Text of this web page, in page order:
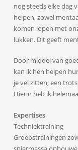
nog steeds elke dag
helpen, zowel
komen lopen met
lukken. Dit geeft
Door middel van
kan ik hen helpen
je vel zitten, een
Hierin heb ik
Expertises
Techniektraining
Groepstrainingen